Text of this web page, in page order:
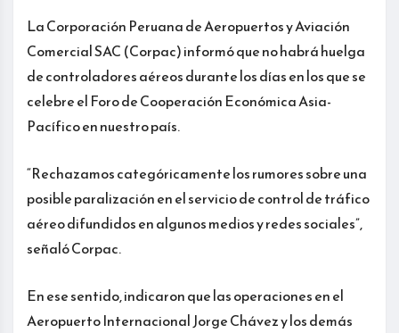
La Corporación Peruana de Aeropuertos y Aviación
Comercial SAC (Corpac) informó que no habrá huelga
de controladores aéreos durante los días en los que se
celebre el Foro de Cooperación Económica Asia-
Pacífico en nuestro país.
“Rechazamos categóricamente los rumores sobre una
posible paralización en el servicio de control de tráfico
aéreo difundidos en algunos medios y redes sociales”,
señaló Corpac.
En ese sentido, indicaron que las operaciones en el
Aeropuerto Internacional Jorge Chávez y los demás